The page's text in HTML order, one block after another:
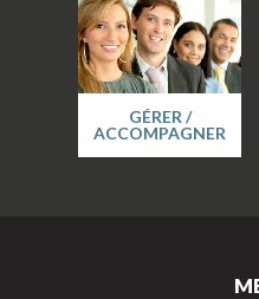
GÉRER /
ACCOMPAGNER